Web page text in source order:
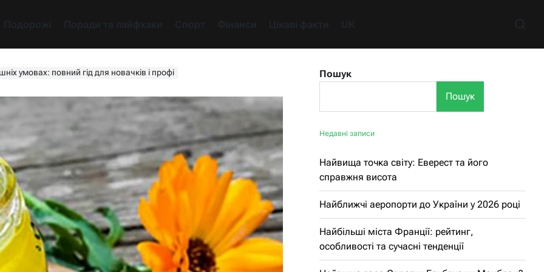
умовах: повний гід для новачків і профі
Пошук
Пошук
Недавні записи
Найвища точка світу: Еверест та його
справжня висота
Найближчі аеропорти до України у 2026 році
Найбільші міста Франції: рейтинг,
особливості та сучасні тенденції